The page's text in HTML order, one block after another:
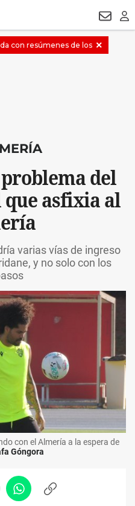
DRON UDA
del
asfixia al
varias vías de ingreso
y no solo con los
con el Almería a la espera de
Góngora
WhatsappCopiar